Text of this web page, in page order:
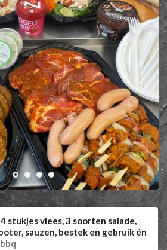
stukjes vlees, 3 soorten salade,
sauzen, bestek en gebruik én